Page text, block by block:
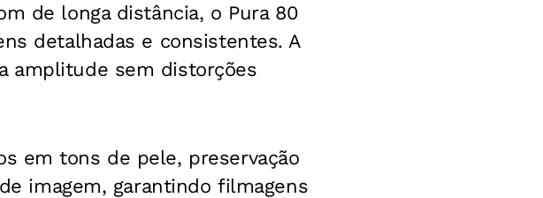
de longa distância, o Pura 80
detalhadas e consistentes. A
amplitude sem distorções
em tons de pele, preservação
imagem, garantindo filmagens